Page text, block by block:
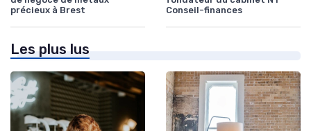
précieux à Brest
Conseil-finances
Les plus lus